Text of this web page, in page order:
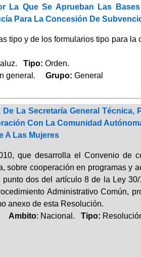
La Que Se Aprueban Las
Para La Concesión De
tipo y de los formularios tipo para
Tipo: Orden.
general. Grupo: General
La Secretaría General
Con La Comunidad
A Las Mujeres
que desarrolla el Convenio de
sobre cooperación en programas y
dos del artículo 8 de la Ley
Administrativo Común,
anexo de esta Resolución.
Ambito: Nacional. Tipo: